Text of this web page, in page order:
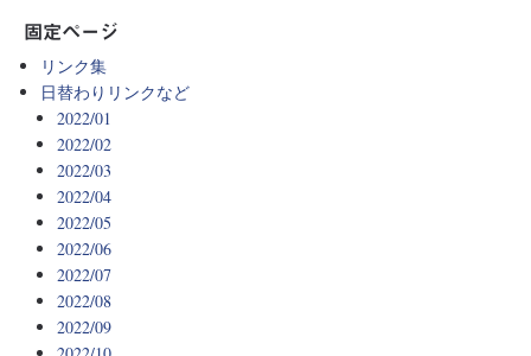
固定ページ
リンク集
日替わりリンクなど
2022/01
2022/02
2022/03
2022/04
2022/05
2022/06
2022/07
2022/08
2022/09